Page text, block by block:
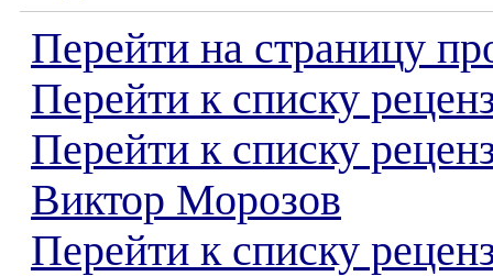
Перейти на страницу
Перейти к списку
Перейти к списку
Виктор Морозов
Перейти к списку